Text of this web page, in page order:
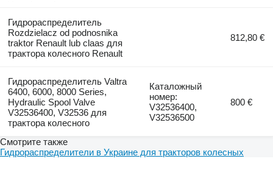
Гидрораспределитель
Rozdzielacz od podnosnika
traktor Renault lub claas для
трактора колесного Renault
812,80 €
Гидрораспределитель Valtra
6400, 6000, 8000 Series,
Hydraulic Spool Valve
V32536400, V32536 для
трактора колесного
Каталожный
номер:
V32536400,
V32536500
800 €
Смотрите также
Гидрораспределители в Украине для тракторов колесных